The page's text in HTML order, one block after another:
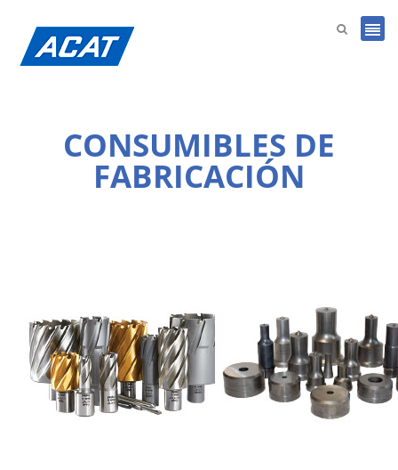
CONSUMIBLES DE
FABRICACIÓN